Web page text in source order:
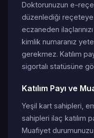
Doktorunuzun e-
düzenlediği reçeteye
eczaneden
kimlik numaranız
gerekmez. Katılım
sigortalı statüsüne
Katılım Payı ve
Yeşil kart sahipleri,
sahipleri ilaç katılım
Muafiyet